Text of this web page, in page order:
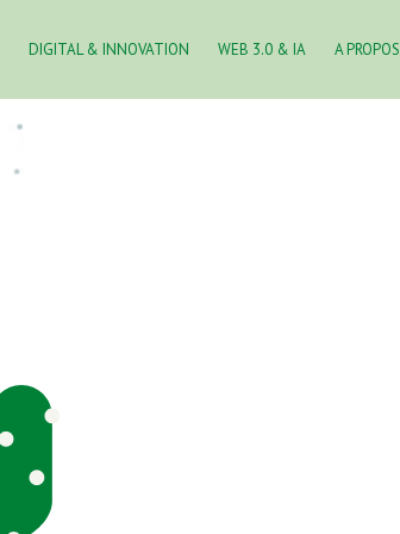
DIGITAL & INNOVATION WEB 3.0 & IA A PROPOS